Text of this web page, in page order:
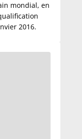
mondial, en
2016.